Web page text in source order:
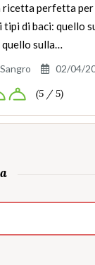
ricetta perfetta per
di baci: quello
quello sulla…
02/04/
(5 / 5)